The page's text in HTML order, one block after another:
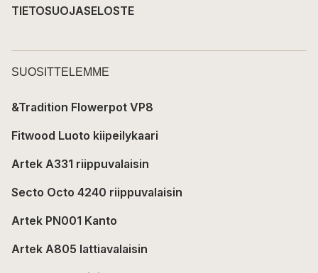
TIETOSUOJASELOSTE
SUOSITTELEMME
&Tradition Flowerpot VP8
Fitwood Luoto kiipeilykaari
Artek A331 riippuvalaisin
Secto Octo 4240 riippuvalaisin
Artek PN001 Kanto
Artek A805 lattiavalaisin